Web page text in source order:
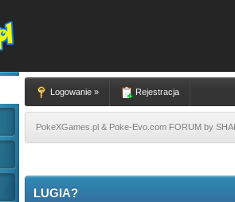
Logowanie » Rejestracja
PokeXGames.pl & Poke-Evo.com FORUM by
LUGIA?